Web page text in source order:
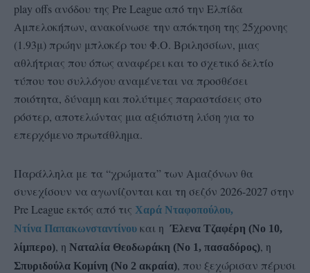
play offs ανόδου της Pre League από την Ελπίδα
Αμπελοκήπων, ανακοίνωσε την απόκτηση της 25χρονης
(1.93μ) πρώην μπλοκέρ του Φ.Ο. Βριλησσίων, μιας
αθλήτριας που όπως αναφέρει και το σχετικό δελτίο
τύπου του συλλόγου αναμένεται να προσθέσει
ποιότητα, δύναμη και πολύτιμες παραστάσεις στο
ρόστερ, αποτελώντας μια αξιόπιστη λύση για το
επερχόμενο πρωτάθλημα.
Παράλληλα με τα “χρώματα” των Αμαζόνων θα
συνεχίσουν να αγωνίζονται και τη σεζόν 2026-2027 στην
Pre League εκτός από τις Χαρά Νταφοπούλου,
Ντίνα Παπακωνσταντίνου και ηΈλενα Τζαφέρη (Νο 10,
λίμπερο), η Ναταλία Θεοδωράκη (Νο 1, πασαδόρος), η
Σπυριδούλα Κομίνη (Νο 2 ακραία), που ξεχώρισαν πέρυσι